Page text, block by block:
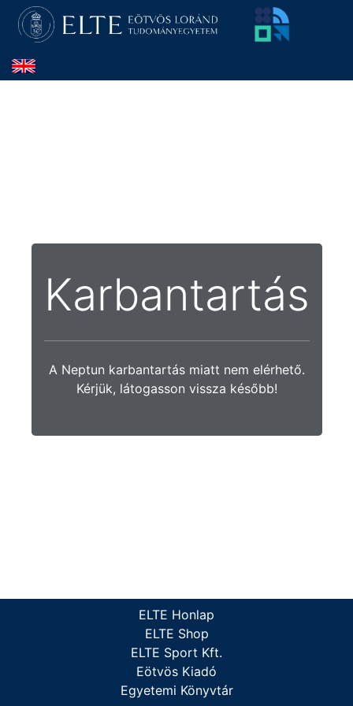
Karbantartás
A Neptun karbantartás miatt nem elérhető.
Kérjük, látogasson vissza később!
ELTE Honlap
ELTE Shop
ELTE Sport Kft.
Eötvös Kiadó
Egyetemi Könyvtár